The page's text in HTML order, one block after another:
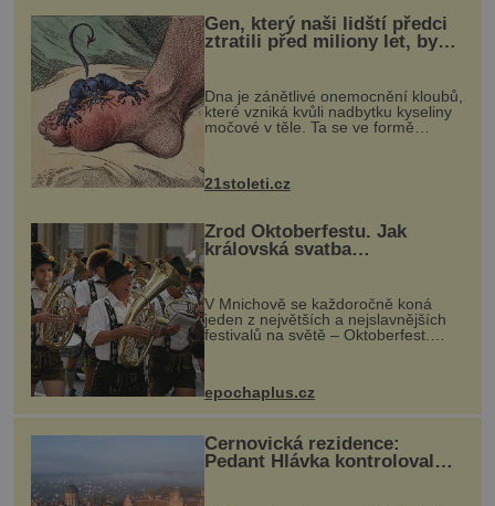
pixy.org Žila jednou jedna malá pGen, který naši lidští předci
ztratili před miliony let, by
mohl pomoci s léčbou
„nemoci králů“
Dna je zánětlivé onemocnění kloubů,
které vzniká kvůli nadbytku kyseliny
močové v těle. Ta se ve formě
nohou, a způsobuje bole...
21stoleti.cz
Zrod Oktoberfestu. Jak
královská svatba
odstartovala největší pivní
festival světa
V Mnichově se každoročně koná
jeden z největších a nejslavnějších
festivalů na světě – Oktoberfest.
návštěvníků, kteří si vychutnávají
kultur...
epochaplus.cz
Černovická rezidence:
Pedant Hlávka kontroloval